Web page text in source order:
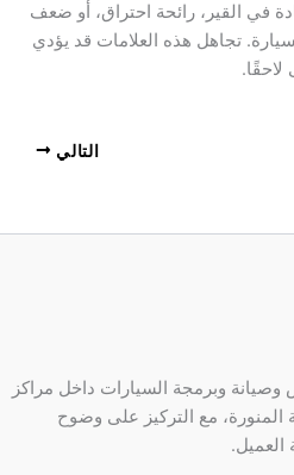
في القير، رائحة احتراق، أو ضعف
تجاهل هذه العلامات قد يؤدي
لاحقًا.
التالي
وبرمجة السيارات داخل مراكز
المنورة، مع التركيز على وضوح